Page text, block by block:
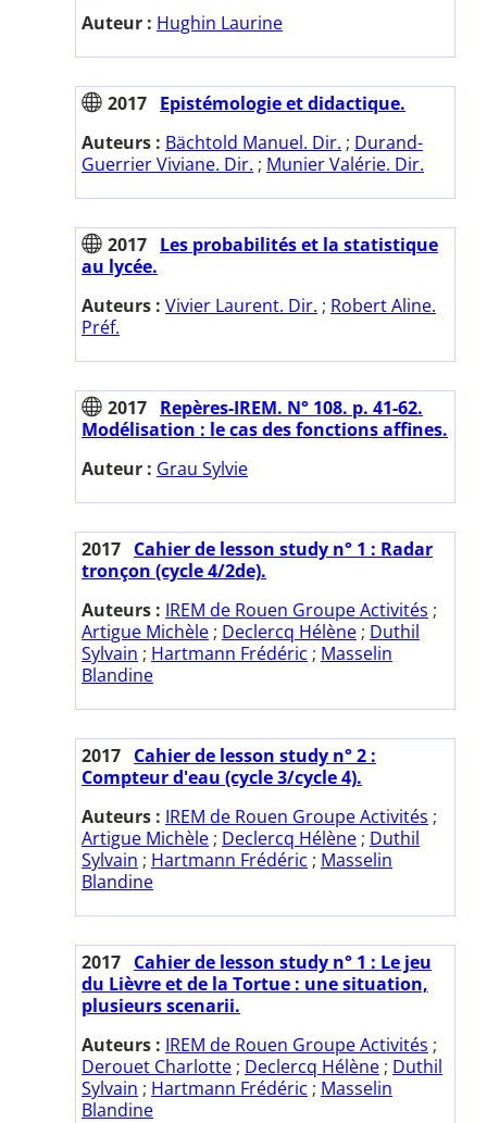
Auteur : Hughin Laurine
2017 Epistémologie et didactique.
Auteurs : Bächtold Manuel. Dir. ; Durand-
Guerrier Viviane. Dir. ; Munier Valérie. Dir.
2017 Les probabilités et la statistique
au lycée.
Auteurs : Vivier Laurent. Dir. ; Robert Aline.
Préf.
2017 Repères-IREM. N° 108. p. 41-62.
Modélisation : le cas des fonctions affines.
Auteur : Grau Sylvie
2017 Cahier de lesson study n° 1 : Radar
tronçon (cycle 4/2de).
Auteurs : IREM de Rouen Groupe Activités ;
Artigue Michèle ; Declercq Hélène ; Duthil
Sylvain ; Hartmann Frédéric ; Masselin
Blandine
2017 Cahier de lesson study n° 2 :
Compteur d'eau (cycle 3/cycle 4).
Auteurs : IREM de Rouen Groupe Activités ;
Artigue Michèle ; Declercq Hélène ; Duthil
Sylvain ; Hartmann Frédéric ; Masselin
Blandine
2017 Cahier de lesson study n° 1 : Le jeu
du Lièvre et de la Tortue : une situation,
plusieurs scenarii.
Auteurs : IREM de Rouen Groupe Activités ;
Derouet Charlotte ; Declercq Hélène ; Duthil
Sylvain ; Hartmann Frédéric ; Masselin
Blandine